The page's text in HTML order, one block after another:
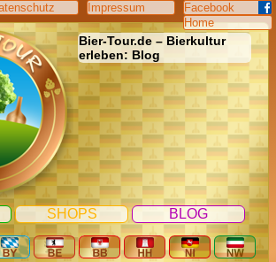
Facebook
Impressum
Home
Bier-Tour.de – Bierkultur
erleben: Blog
SHOPS BLOG